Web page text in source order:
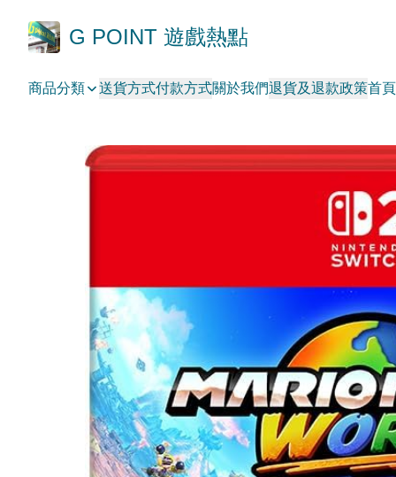
G POINT 遊戲熱點
商品分類 送貨方式付款方式關於我們退貨及退款政策首頁